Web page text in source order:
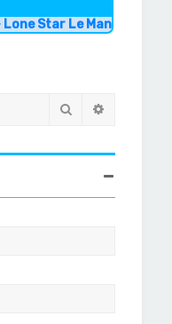
Lone Star Le Mans
Rechercher